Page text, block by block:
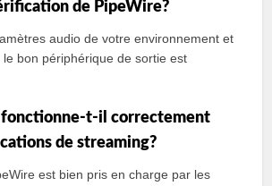
de PipeWire?
audio de votre environnement et
bon périphérique de sortie est
t-il correctement
de streaming?
est bien pris en charge par les